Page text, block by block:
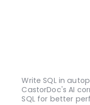
Write SQL in
CastorDoc's AI
SQL for better